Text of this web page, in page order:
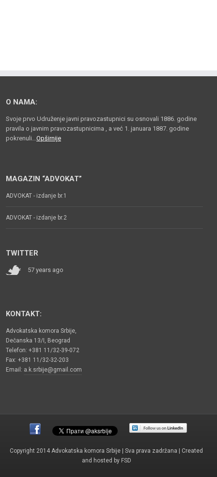
O NAMA:
Svoje prvo Udruženje javni pravozastupnici su osnovali 1886. godine
pravila o javnim pravozastupnicima , a već 1. januara 1887. godine
pokrenuli…Opširnije
MAGAZIN “ADVOKAT”
ADVOKAT - izdanje br.1
ADVOKAT - izdanje br.2
TWITTER
57 years ago
KONTAKT:
Advokatska komora Srbije,
Dečanska 13/I, Beograd
Telefon: +381 11/32-39-072
Fax: +381 11/32-32-203
Email: a.k.srbije@gmail.com
Copyright 2014 Advokatska komora Srbije | Sva prava zadržana | Created
and hosted by FSD